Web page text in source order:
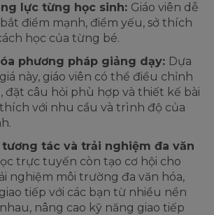
lực từng học sinh: Giáo viên dễ
điểm mạnh, điểm yếu, sở thích
học của từng bé.
phương pháp giảng dạy: Dựa
này, giáo viên có thể điều chỉnh
đặt câu hỏi phù hợp và thiết kế bài
với nhu cầu và trình độ của
tác và trải nghiệm đa văn
trực tuyến còn tạo cơ hội cho
nghiệm môi trường đa văn hóa,
tiếp với các bạn từ nhiều nền
nâng cao kỹ năng giao tiếp